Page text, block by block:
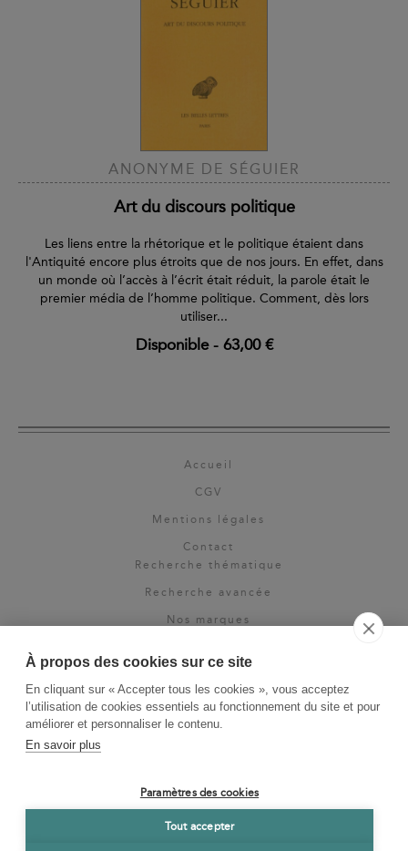
À propos des cookies sur ce site
En cliquant sur « Accepter tous les cookies », vous acceptez
l’utilisation de cookies essentiels au fonctionnement du site et pour
améliorer et personnaliser le contenu.
En savoir plus
Paramètres des cookies
Tout accepter
ANONYME DE SÉGUIER
Art du discours politique
Les liens entre la rhétorique et le politique étaient dans
l'Antiquité encore plus étroits que de nos jours. En effet, dans
un monde où l’accès à l’écrit était réduit, la parole était le
premier média de l’homme politique. Comment, dès lors
utiliser...
Disponible- 63,00 €
Accueil
CGV
Mentions légales
Contact
Recherche thématique
Recherche avancée
Nos marques
Espace pro
Newsletter
La Vie des Classiques